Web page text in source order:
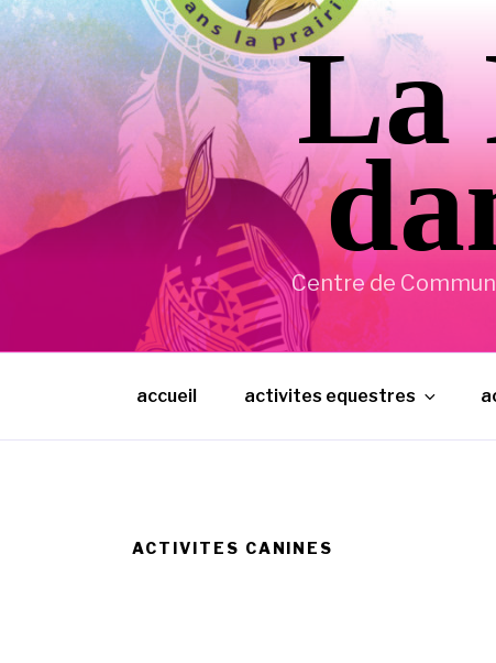
Aller
au
contenu
principal
La
Centre de
accueil activites equestres
ACTIVITES CANINES